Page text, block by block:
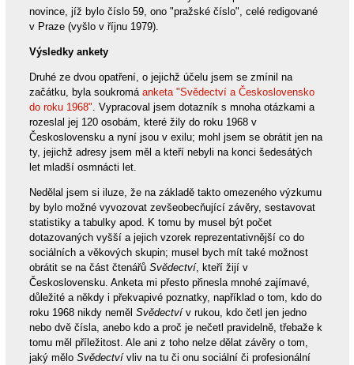
novince, jíž bylo číslo 59, ono "pražské číslo", celé redigované
v Praze (vyšlo v říjnu 1979).
Výsledky ankety
Druhé ze dvou opatření, o jejichž účelu jsem se zmínil na
začátku, byla soukromá anketa "Svědectví a Československo
do roku 1968". Vypracoval jsem dotazník s mnoha otázkami a
rozeslal jej 120 osobám, které žily do roku 1968 v
Československu a nyní jsou v exilu; mohl jsem se obrátit jen na
ty, jejichž adresy jsem měl a kteří nebyli na konci šedesátých
let mladší osmnácti let.
Nedělal jsem si iluze, že na základě takto omezeného výzkumu
by bylo možné vyvozovat zevšeobecňující závěry, sestavovat
statistiky a tabulky apod. K tomu by musel být počet
dotazovaných vyšší a jejich vzorek reprezentativnější co do
sociálních a věkových skupin; musel bych mít také možnost
obrátit se na část čtenářů Svědectví, kteří žijí v
Československu. Anketa mi přesto přinesla mnohé zajímavé,
důležité a někdy i překvapivé poznatky, například o tom, kdo do
roku 1968 nikdy neměl Svědectvív rukou, kdo četl jen jedno
nebo dvě čísla, anebo kdo a proč je nečetl pravidelně, třebaže k
tomu měl příležitost. Ale ani z toho nelze dělat závěry o tom,
jaký mělo Svědectvívliv na tu či onu sociální či profesionální